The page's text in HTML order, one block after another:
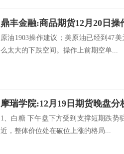
鼎丰金融:商品期货12月20日操
原油1903操作建议；美原油已经到47
么太大的下跌空间。操作上前期空单...
摩瑞学院:12月19日期货晚盘分
1、白糖 下午盘下方受到支撑短期跌势
近，整体价位处在破位上涨的格局...